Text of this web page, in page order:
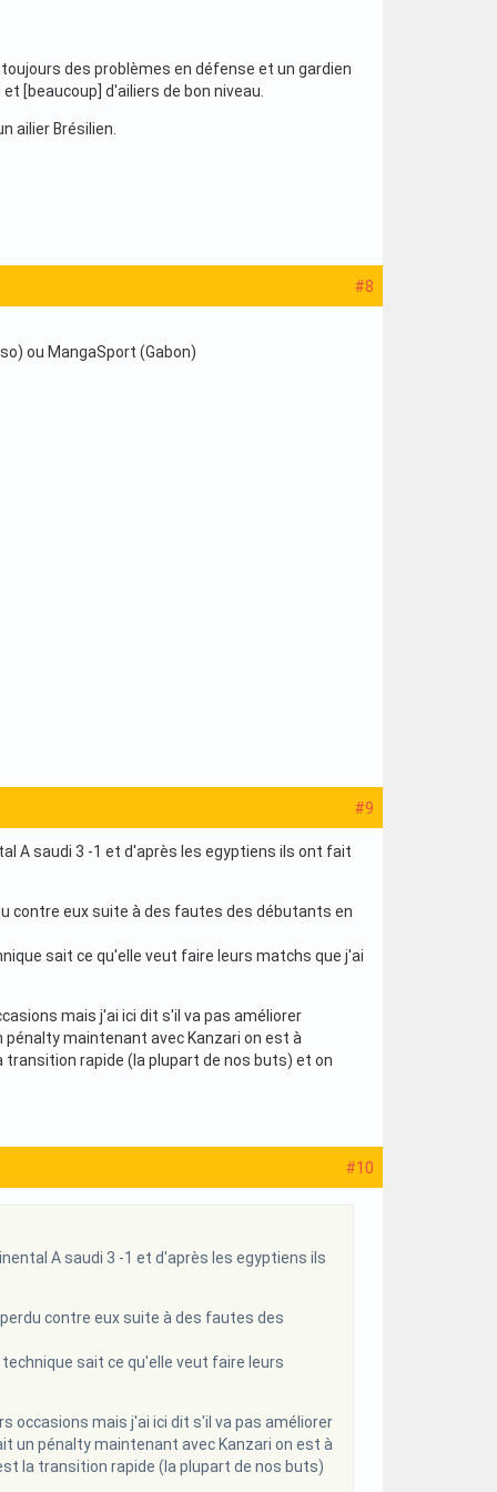
des problèmes en défense et un gardien
[beaucoup] d'ailiers de bon niveau.
ailier Brésilien.
#8
ou MangaSport (Gabon)
#9
A saudi 3 -1 et d'après les egyptiens ils ont fait
contre eux suite à des fautes des débutants en
sait ce qu'elle veut faire leurs matchs que j'ai
mais j'ai ici dit s'il va pas améliorer
maintenant avec Kanzari on est à
rapide (la plupart de nos buts) et on
#10
A saudi 3 -1 et d'après les egyptiens ils
contre eux suite à des fautes des
sait ce qu'elle veut faire leurs
occasions mais j'ai ici dit s'il va pas améliorer
un pénalty maintenant avec Kanzari on est à
la transition rapide (la plupart de nos buts)